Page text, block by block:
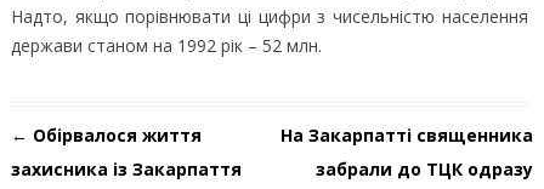
Надто, якщо порівнювати ці цифри з чисельністю населення
держави станом на 1992 рік – 52 млн.
Навігація по запису
← Обірвалося життя
захисника із Закарпаття
На Закарпатті священника
забрали до ТЦК одразу